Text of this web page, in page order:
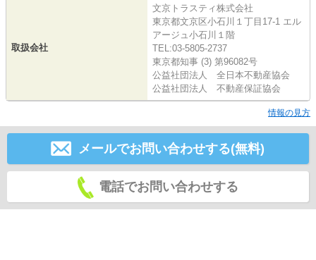
取扱会社
文京トラスティ株式会社
東京都文京区小石川１丁目17-1 エル
アージュ小石川１階
TEL:03-5805-2737
東京都知事 (3) 第96082号
公益社団法人 全日本不動産協会
公益社団法人 不動産保証協会
情報の見方
メールでお問い合わせする(無料)
電話でお問い合わせする